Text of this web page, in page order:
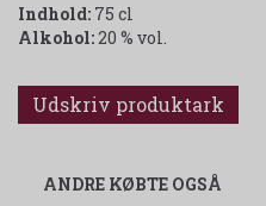
Indhold: 75 cl
Alkohol:20 % vol.
Udskriv produktark
ANDRE KØBTE OGSÅ